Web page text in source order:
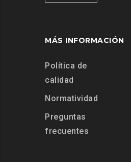
MÁS INFORMACIÓN
Política de
calidad
Normatividad
Preguntas
frecuentes